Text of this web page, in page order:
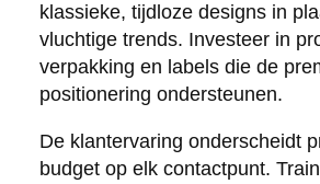
klassieke, tijdloze designs in
vluchtige trends. Investeer in
verpakking en labels die de
positionering ondersteunen.
De klantervaring onderscheidt
budget op elk contactpunt.